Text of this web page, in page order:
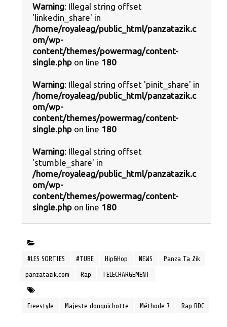
Warning: Illegal string offset
'linkedin_share' in
/home/royaleag/public_html/panzatazik.c
om/wp-
content/themes/powermag/content-
single.php on line 180
Warning: Illegal string offset 'pinit_share' in
/home/royaleag/public_html/panzatazik.c
om/wp-
content/themes/powermag/content-
single.php on line 180
Warning: Illegal string offset
'stumble_share' in
/home/royaleag/public_html/panzatazik.c
om/wp-
content/themes/powermag/content-
single.php on line 180
#LES SORTIES #TUBE Hip&Hop NEWS Panza Ta Zik
panzatazik.com Rap TELECHARGEMENT
Freestyle Majeste donquichotte Méthode 7 Rap RDC